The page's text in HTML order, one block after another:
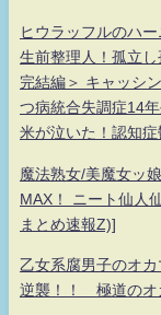
ヒウラッフルのハ
生前整理人！孤立
完結編＞ キャッシ
つ病統合失調症14
米が泣いた！認知
魔法熟女/美魔女ッ
MAX！ ニート仙人
まとめ速報Z)]
乙女系腐男子のオ
逆襲！！ 極道のオ